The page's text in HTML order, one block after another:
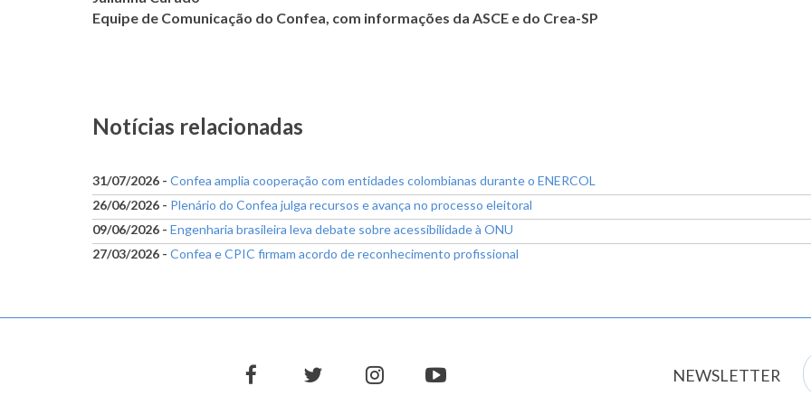
Equipe de Comunicação do Confea, com informações da ASCE e do Crea-SP
Notícias relacionadas
31/07/2026 - Confea amplia cooperação com entidades colombianas durante o ENERCOL
26/06/2026 - Plenário do Confea julga recursos e avança no processo eleitoral
09/06/2026 - Engenharia brasileira leva debate sobre acessibilidade à ONU
27/03/2026 - Confea e CPIC firmam acordo de reconhecimento profissional
facebooktwitter instagramyoutube NEWSLETTER